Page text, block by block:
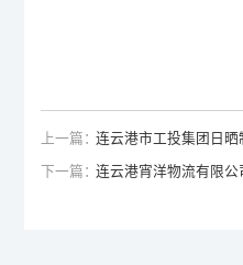
上一篇：连云港市工投集团日
下一篇：连云港宵洋物流有限